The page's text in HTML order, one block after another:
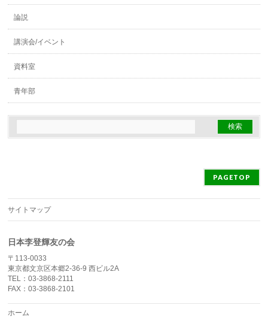
論説
講演会/イベント
資料室
青年部
PAGETOP
サイトマップ
日本李登輝友の会
〒113-0033
東京都文京区本郷2-36-9 西ビル2A
TEL：03-3868-2111
FAX：03-3868-2101
ホーム